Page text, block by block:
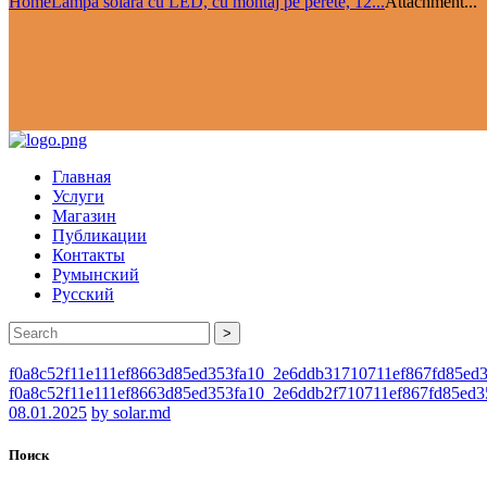
Главная
Услуги
Магазин
Публикации
Контакты
Румынский
Русский
>
08.01.2025 by solar.md
Поиск